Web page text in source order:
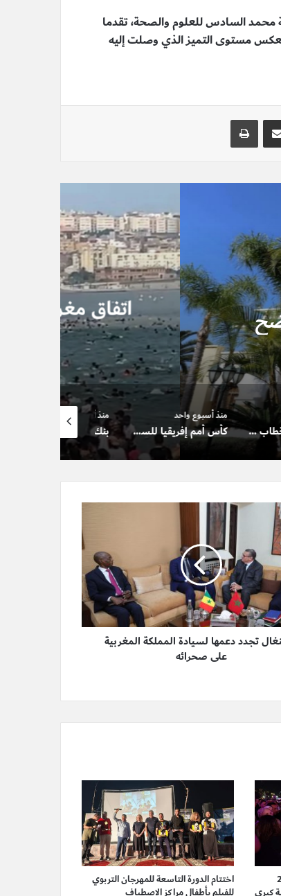
محمد السادس للعلوم والصحة، تقدما
مستوى التميز الذي وصلت إليه
مشاركة عبر البريد طباعة
إلى سبتة.. ولا تسوية
كأس أمم إفريقيا للسيدات-2026 ..المنتخب المغربي في مواجهة نظيره الجزائري لتأكيد انطلاقته القوية والاقتراب من ربع النهائي
منذ أسبوع واحد
بنك المغرب يصدر قطعة نقدية تذكارية بمناسبة الذكرى الـ27 لتربع جلالة الملك على العرش
منذ أسبوعين
تجدد دعمها لسيادة المملكة المغربية
على صحرائه
الـ21
كبرى
اختتام الدورة التاسعة للمهرجان التربوي
للفيلم بأطفال مراكز الاصطياف